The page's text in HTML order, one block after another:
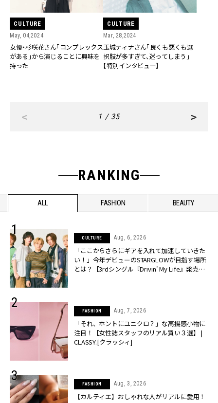
CULTURE
May, 04,2024
女優・杉咲花さん「コンプレックス
がある」から演じることに興味を
持った
CULTURE
Mar, 28,2024
玉城ティナさん「良くも悪くも選
択肢が多すぎて、迷ってしまう」
【特別インタビュー】
< 1 / 35 >
RANKING
ALL FASHION BEAUTY
CULTURE Aug, 6, 2026
「ここからさらにギアを入れて加速していきた
い！」今年デビューのSTARGLOWが目指す場所
とは？【3rdシングル『Drivin' My Life』発売】 |
FASHION Aug, 7, 2026
「それ、ホントにユニクロ？」な高揚感小物に
注目！【女性誌スタッフのリアル買い３選】 |
CLASSY.[クラッシィ]
FASHION Aug, 3, 2026
【カルティエ】おしゃれな人がリアルに愛用！